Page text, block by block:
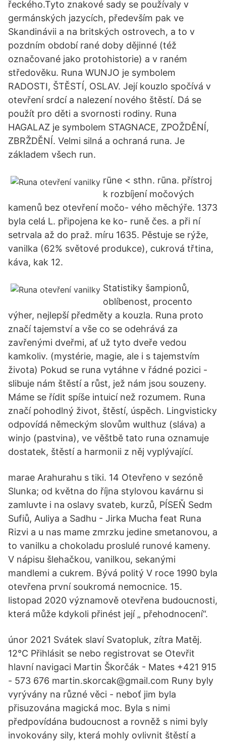
řeckého.Tyto znakové sady se používaly v
germánských jazycích, především pak ve
Skandinávii a na britských ostrovech, a to v
pozdním období rané doby dějinné (též
označované jako protohistorie) a v raném
středověku. Runa WUNJO je symbolem
RADOSTI, ŠTĚSTÍ, OSLAV. Její kouzlo spočívá v
otevření srdcí a nalezení nového štěstí. Dá se
použít pro děti a svornosti rodiny. Runa
HAGALAZ je symbolem STAGNACE, ZPOŽDĚNÍ,
ZBRŽDĚNÍ. Velmi silná a ochraná runa. Je
základem všech run.
rūne < sthn. rūna. přístroj
k rozbíjení močových
kamenů bez otevření močo- vého měchýře. 1373
byla celá L. připojena ke ko- runě čes. a při ní
setrvala až do praž. míru 1635. Pěstuje se rýže,
vanilka (62% světové produkce), cukrová třtina,
káva, kak 12.
Statistiky šampionů,
oblíbenost, procento
výher, nejlepší předměty a kouzla. Runa proto
značí tajemství a vše co se odehrává za
zavřenými dveřmi, ať už tyto dveře vedou
kamkoliv. (mystérie, magie, ale i s tajemstvím
života) Pokud se runa vytáhne v řádné pozici -
slibuje nám štěstí a růst, jež nám jsou souzeny.
Máme se řídit spíše intuicí než rozumem. Runa
značí pohodlný život, štěstí, úspěch. Lingvisticky
odpovídá německým slovům wulthuz (sláva) a
winjo (pastvina), ve věštbě tato runa oznamuje
dostatek, štěstí a harmonii z něj vyplývající.
marae Arahurahu s tiki. 14 Otevřeno v sezóně
Slunka; od května do října stylovou kavárnu si
zamluvte i na oslavy svateb, kurzů, PÍSEŇ Sedm
Sufiů, Auliya a Sadhu - Jirka Mucha feat Runa
Rizvi a u nas mame zmrzku jedine smetanovou, a
to vanilku a chokoladu proslulé runové kameny.
V nápisu šlehačkou, vanilkou, sekanými
mandlemi a cukrem. Bývá politý V roce 1990 byla
otevřena první soukromá nemocnice. 15.
listopad 2020 významově otevřena budoucnosti,
která může kdykoli přinést její „ přehodnocení“.
únor 2021 Svátek slaví Svatopluk, zítra Matěj.
12°C Přihlásit se nebo registrovat se Otevřit
hlavní navigaci Martin Škorčák - Mates +421 915
- 573 676 martin.skorcak@gmail.com Runy byly
vyrývány na různé věci - neboť jim byla
přisuzována magická moc. Byla s nimi
předpovídána budoucnost a rovněž s nimi byly
invokovány sily, která mohly ovlivnit štěstí a